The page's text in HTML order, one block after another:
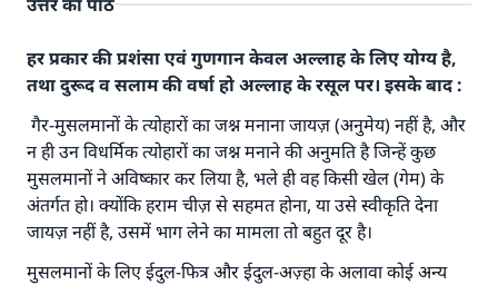
हर प्रकार की प्रशंसा एवं गुणगान केवल अल्लाह के लिए योग्य है,
तथा दुरूद व सलाम की वर्षा हो अल्लाह के रसूल पर। इसके बाद :
गैर-मुसलमानों के त्योहारों का जश्न मनाना जायज़ (अनुमेय) नहीं है, और
न ही उन विधर्मिक त्योहारों का जश्न मनाने की अनुमति है जिन्हें कुछ
मुसलमानों ने अविष्कार कर लिया है, भले ही वह किसी खेल (गेम) के
अंतर्गत हो। क्योंकि हराम चीज़ से सहमत होना, या उसे स्वीकृति देना
जायज़ नहीं है, उसमें भाग लेने का मामला तो बहुत दूर है।
मुसलमानों के लिए ईदुल-फित्र और ईदुल-अज़्हा के अलावा कोई अन्य